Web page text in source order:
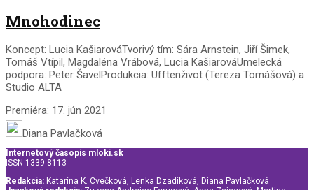
Mnohodinec
Koncept: Lucia KašiarováTvorivý tím: Sára Arnstein, Jiří Šimek,
Tomáš Vtípil, Magdaléna Vrábová, Lucia KašiarováUmelecká
podpora: Peter ŠavelProdukcia: Ufftenživot (Tereza Tomášová) a
Studio ALTA
Premiéra: 17. jún 2021
Diana Pavlačková
Internetový časopis mloki.sk
ISSN 1339-8113
Redakcia: Katarína K. Cvečková, Lenka Dzadíková, Diana Pavlačková